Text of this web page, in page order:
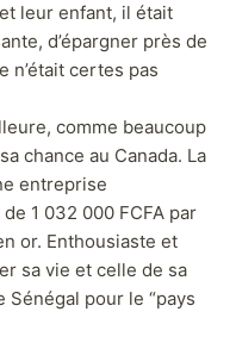
leur enfant, il était
d’épargner près de
n’était certes pas
comme beaucoup
chance au Canada. La
entreprise
1 032 000 FCFA par
or. Enthousiaste et
sa vie et celle de sa
Sénégal pour le “pays